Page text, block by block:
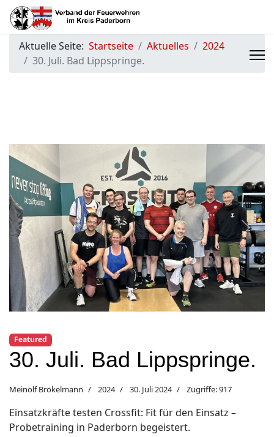
Aktuelle Seite: Startseite Aktuelles
2024
30. Juli. Bad Lippspringe.
Previous Next
Featured
30. Juli. Bad Lippspringe.
Meinolf Brökelmann 2024 30. Juli 2024 Zugriffe: 917
Einsatzkräfte testen Crossfit: Fit für den Einsatz –
Probetraining in Paderborn begeistert.